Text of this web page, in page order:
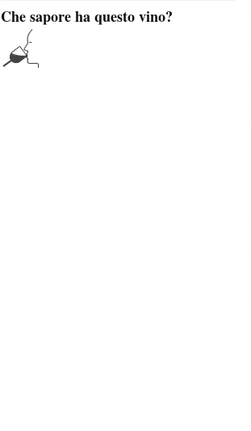
Che sapore ha questo vino?